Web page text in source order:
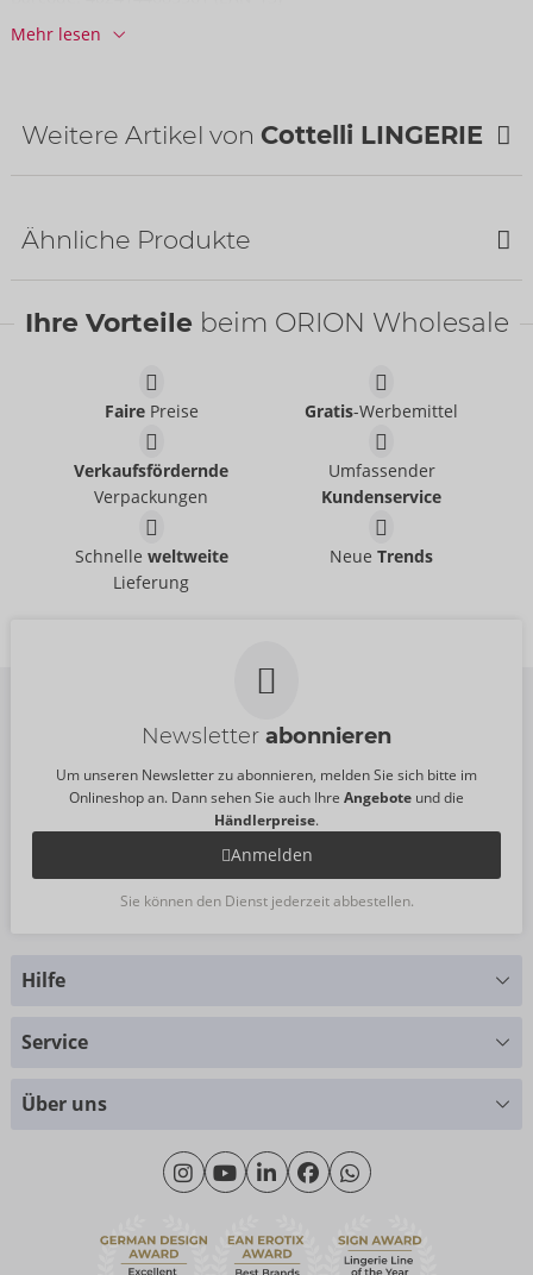
Zolltarifnummer:
Mehr lesen
Weitere Artikel von Cottelli LINGERIE
Cottelli LINGERIE- ORION Brand
22157723021
Cottelli LINGERIE- ORION Brand
22216671231
79,95 €
Ähnliche Produkte
Cottelli LINGERIE- ORION Brand
Ihre Vorteile beim ORION Wholesale
FairePreise Gratis-Werbemittel
Verkaufsfördernde
Verpackungen
Umfassender
Kundenservice
Schnelle weltweite
Lieferung
NeueTrends
Newsletter abonnieren
Um unseren Newsletter zu abonnieren, melden Sie sich bitte im
Onlineshop an. Dann sehen Sie auch Ihre Angebote und die
Händlerpreise.
Anmelden
Sie können den Dienst jederzeit abbestellen.
Hilfe
Montag - Donnerstag: 09:00 - 16:00 Uhr
Freitag: 09:00 - 15:00 Uhr
Kontakt
Service
Über uns
Wir über uns
Nachhaltigkeit
eroFame